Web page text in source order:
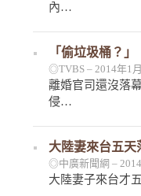
內…
「偷垃圾桶？
◎TVBS – 2014年1
離婚官司還沒落
侵…
大陸妻來台五天
◎中廣新聞網 –
大陸妻子來台才